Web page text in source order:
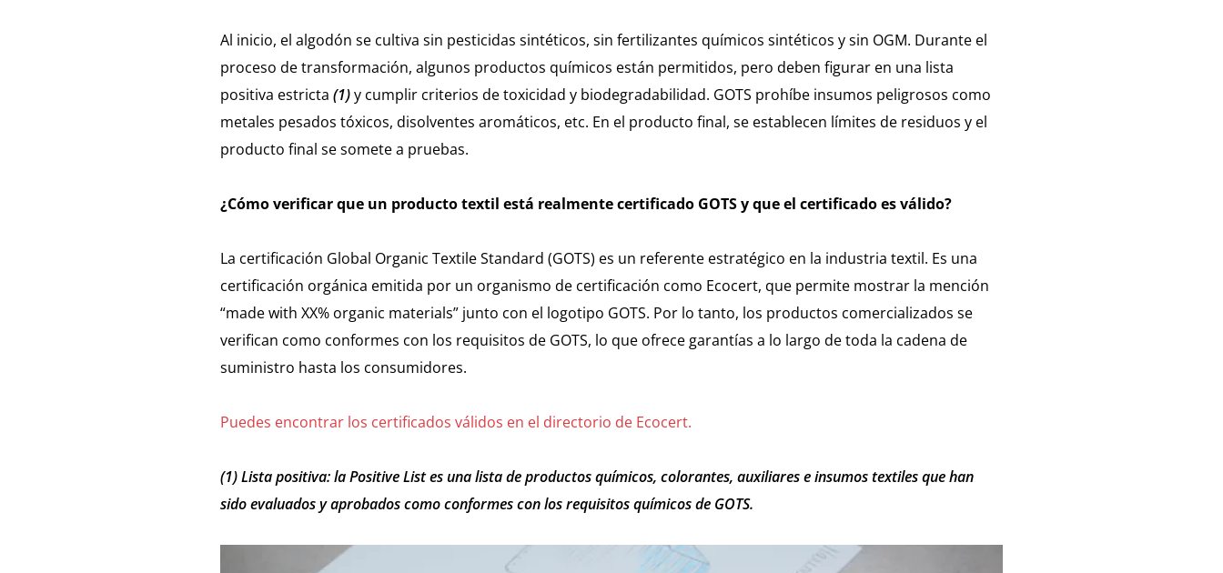
Al inicio, el algodón se cultiva sin pesticidas sintéticos, sin fertilizantes químicos sintéticos y sin OGM. Durante el
proceso de transformación, algunos productos químicos están permitidos, pero deben figurar en una lista
positiva estricta (1)y cumplir criterios de toxicidad y biodegradabilidad. GOTS prohíbe insumos peligrosos como
metales pesados tóxicos, disolventes aromáticos, etc. En el producto final, se establecen límites de residuos y el
producto final se somete a pruebas.
¿Cómo verificar que un producto textil está realmente certificado GOTS y que el certificado es válido?
La certificación Global Organic Textile Standard (GOTS) es un referente estratégico en la industria textil. Es una
certificación orgánica emitida por un organismo de certificación como Ecocert, que permite mostrar la mención
“made with XX% organic materials” junto con el logotipo GOTS. Por lo tanto, los productos comercializados se
verifican como conformes con los requisitos de GOTS, lo que ofrece garantías a lo largo de toda la cadena de
suministro hasta los consumidores.
Puedes encontrar los certificados válidos en el directorio de Ecocert.
(1) Lista positiva: la Positive List es una lista de productos químicos, colorantes, auxiliares e insumos textiles que han
sido evaluados y aprobados como conformes con los requisitos químicos de GOTS.